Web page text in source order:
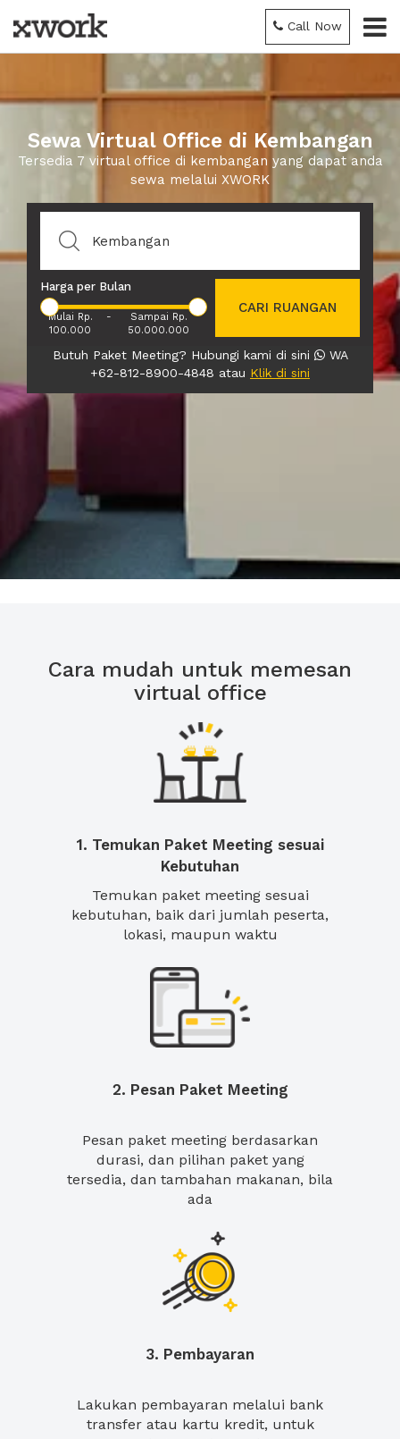
Call Now
Sewa Virtual Office di Kembangan
Tersedia 7 virtual office di kembangan yang dapat anda
sewa melalui XWORK
Harga per Bulan
Mulai Rp.
100.000
-
Sampai Rp.
50.000.000
CARI RUANGAN
Butuh Paket Meeting? Hubungi kami di sini
WA
+62-812-8900-4848 atau Klik di sini
Cara mudah untuk memesan
virtual office
1. Temukan Paket Meeting sesuai
Kebutuhan
Temukan paket meeting sesuai
kebutuhan, baik dari jumlah peserta,
lokasi, maupun waktu
2. Pesan Paket Meeting
Pesan paket meeting berdasarkan
durasi, dan pilihan paket yang
tersedia, dan tambahan makanan, bila
ada
3. Pembayaran
Lakukan pembayaran melalui bank
transfer atau kartu kredit, untuk